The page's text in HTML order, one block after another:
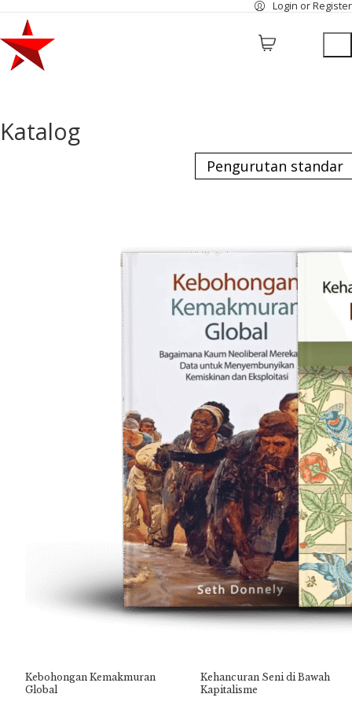
Login or Register
Katalog
Kebohongan Kemakmuran
Global
Kehancuran Seni di Bawah
Kapitalisme